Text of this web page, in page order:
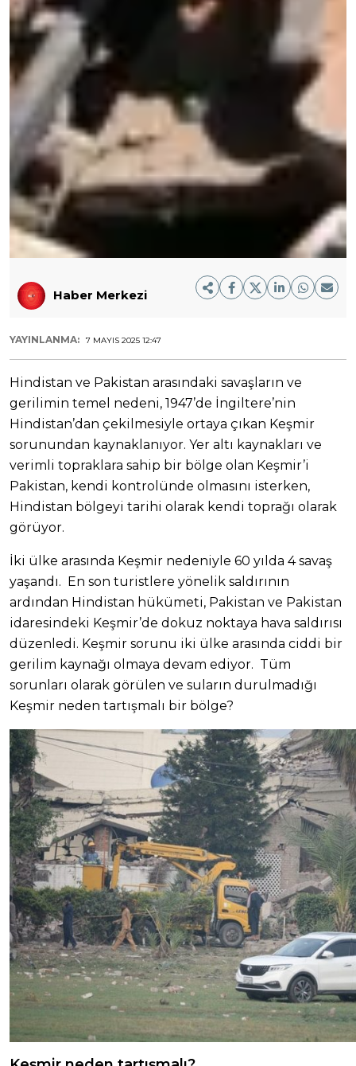
Haber Merkezi
YAYINLANMA: 7 MAYIS 2025 12:47
Hindistan ve Pakistan arasındaki savaşların ve
gerilimin temel nedeni, 1947’de İngiltere’nin
Hindistan’dan çekilmesiyle ortaya çıkan Keşmir
sorunundan kaynaklanıyor. Yer altı kaynakları ve
verimli topraklara sahip bir bölge olan Keşmir’i
Pakistan, kendi kontrolünde olmasını isterken,
Hindistan bölgeyi tarihi olarak kendi toprağı olarak
görüyor.
İki ülke arasında Keşmir nedeniyle 60 yılda 4 savaş
yaşandı. En son turistlere yönelik saldırının
ardından Hindistan hükümeti, Pakistan ve Pakistan
idaresindeki Keşmir’de dokuz noktaya hava saldırısı
düzenledi. Keşmir sorunu iki ülke arasında ciddi bir
gerilim kaynağı olmaya devam ediyor. Tüm
sorunları olarak görülen ve suların durulmadığı
Keşmir neden tartışmalı bir bölge?